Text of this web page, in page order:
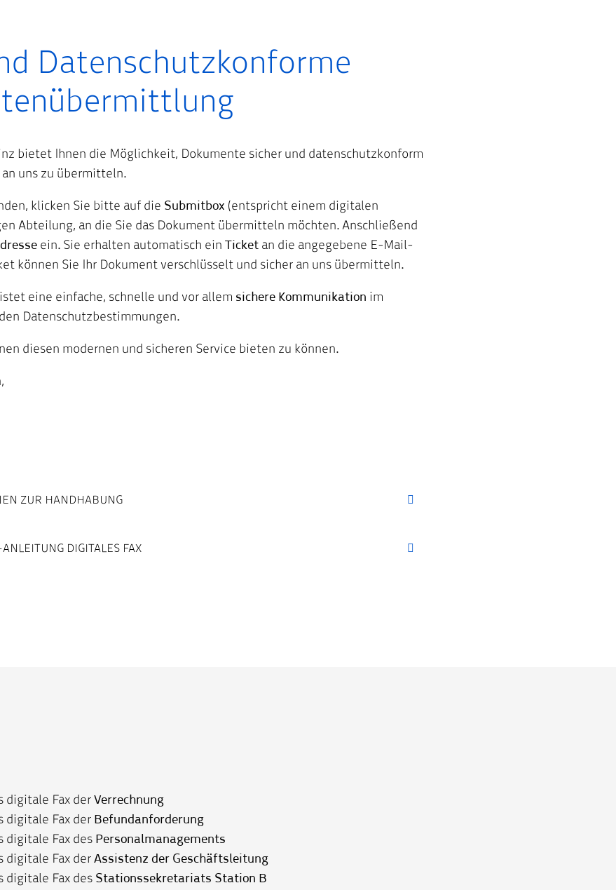
Datenschutzkonforme
bietet Ihnen die Möglichkeit, Dokumente sicher und datenschutzkonform
uns zu übermitteln.
klicken Sie bitte auf die Submitbox (entspricht einem digitalen
Abteilung, an die Sie das Dokument übermitteln möchten. Anschließend
ein. Sie erhalten automatisch einTicketan die angegebene E-Mail-
können Sie Ihr Dokument verschlüsselt und sicher an uns übermitteln.
eine einfache, schnelle und vor allem sichere Kommunikation im
Datenschutzbestimmungen.
diesen modernen und sicheren Service bieten zu können.
ZUR HANDHABUNG
DIGITALES FAX
digitale Fax derVerrechnung
digitale Fax derBefundanforderung
digitale Fax desPersonalmanagements
digitale Fax derAssistenz der Geschäftsleitung
digitale Fax desStationssekretariats Station B